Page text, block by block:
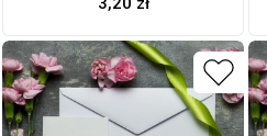
satynowaną w kolorze